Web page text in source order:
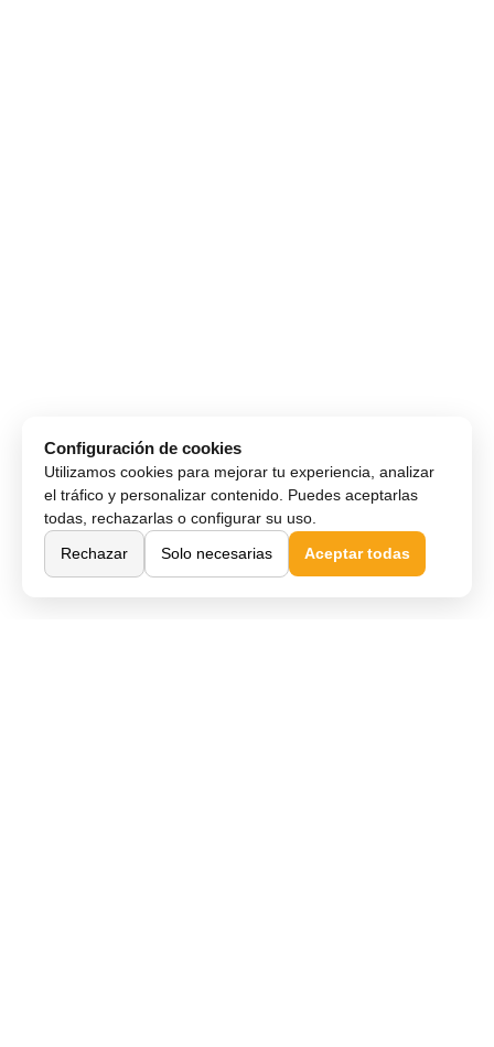
Configuración de cookies
Utilizamos cookies para mejorar tu experiencia, analizar
el tráfico y personalizar contenido. Puedes aceptarlas
todas, rechazarlas o configurar su uso.
Rechazar
Solo necesarias Aceptar todas